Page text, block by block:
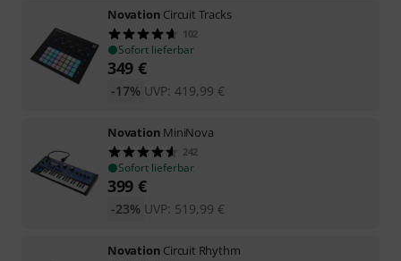
Novation Circuit Tracks
102
Sofort lieferbar
349 €
UVP: 419,99 €
-17%
Novation MiniNova
242
Sofort lieferbar
399 €
UVP: 519,99 €
-23%
Novation Circuit Rhythm